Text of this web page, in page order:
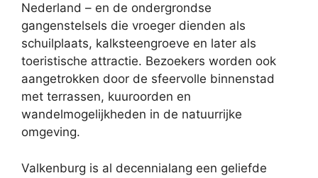
Nederland – en de ondergrondse
gangenstelsels die vroeger dienden als
schuilplaats, kalksteengroeve en later als
toeristische attractie. Bezoekers worden ook
aangetrokken door de sfeervolle binnenstad
met terrassen, kuuroorden en
wandelmogelijkheden in de natuurrijke
omgeving.
Valkenburg is al decennialang een geliefde